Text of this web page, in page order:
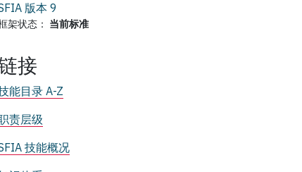
版本9
架状态： 当前标准
接
能目录 A-Z
责层级
技能概况